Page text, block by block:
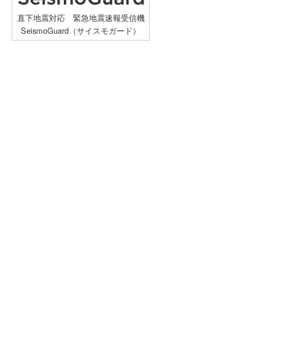
直下地震対応 緊急地震速報受信機
SeismoGuard（サイスモガード）